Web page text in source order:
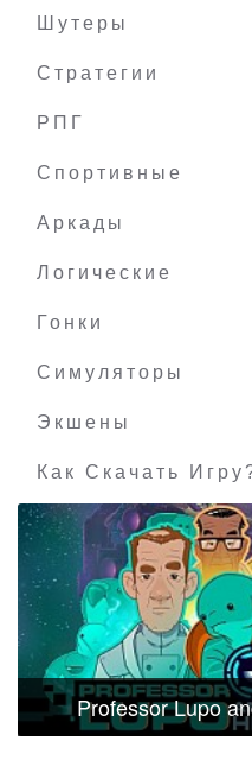
Шутеры
Стратегии
РПГ
Спортивные
Аркады
Логические
Гонки
Симуляторы
Экшены
Как Скачать
Professor Lupo